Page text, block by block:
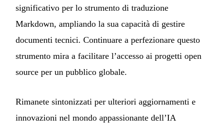
significativo per lo strumento di traduzione
Markdown, ampliando la sua capacità di gestire
documenti tecnici. Continuare a perfezionare questo
strumento mira a facilitare l’accesso ai progetti open
source per un pubblico globale.
Rimanete sintonizzati per ulteriori aggiornamenti e
innovazioni nel mondo appassionante dell’IA